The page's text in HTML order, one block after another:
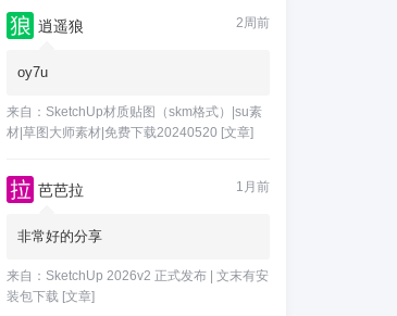
逍遥狼 2周前
oy7u
来自： SketchUp材质贴图（skm格式）|su素
材|草图大师素材|免费下载20240520 [文章]
芭芭拉 1月前
非常好的分享
来自： SketchUp 2026v2 正式发布 | 文末有安
装包下载 [文章]